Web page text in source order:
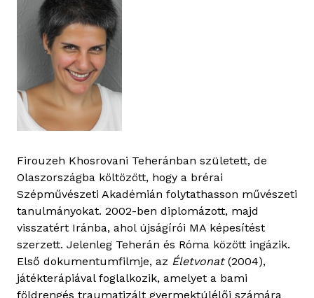
Firouzeh Khosrovani Teheránban született, de
Olaszországba költözött, hogy a brérai
Szépművészeti Akadémián folytathasson művészeti
tanulmányokat. 2002-ben diplomázott, majd
visszatért Iránba, ahol újságírói MA képesítést
szerzett. Jelenleg Teherán és Róma között ingázik.
Első dokumentumfilmje, az Életvonat(2004),
játékterápiával foglalkozik, amelyet a bami
földrengés traumatizált gyermektúlélői számára